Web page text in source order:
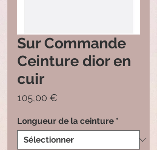
Sur Commande
Ceinture dior en
cuir
105,00 €
Longueur de la ceinture *